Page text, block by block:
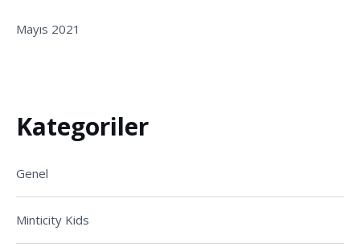
Mayıs 2021
Kategoriler
Genel
Minticity Kids